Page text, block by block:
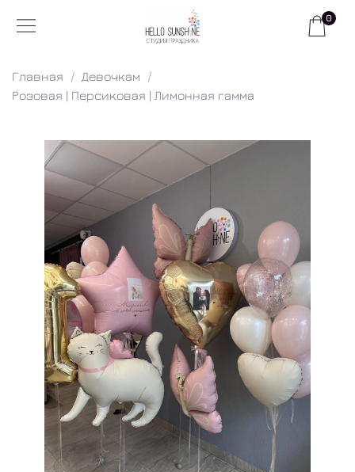
0
Главная
Девочкам
Розовая | Персиковая | Лимонная гамма